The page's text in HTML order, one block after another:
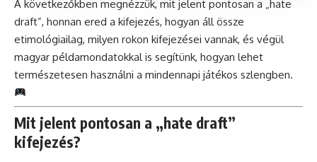
A következőkben megnézzük, mit jelent pontosan a „hate
draft”, honnan ered a kifejezés, hogyan áll össze
etimológiailag, milyen rokon kifejezései vannak, és végül
magyar példamondatokkal is segítünk, hogyan lehet
természetesen használni a mindennapi játékos szlengben.
Mit jelent pontosan a „hate draft”
kifejezés?